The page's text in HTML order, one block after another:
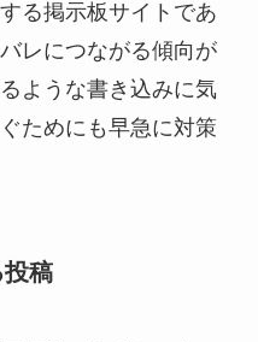
る掲示板サイトであ
レにつながる傾向が
ような書き込みに気
ためにも早急に対策
稿